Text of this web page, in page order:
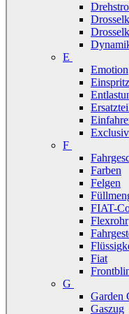
E
Emotion
Exclusiv
F
Farben
Felgen
FIAT-
Flexrohr
Fiat
G
Garden
Gaszug